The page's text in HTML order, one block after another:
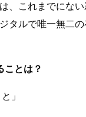
、これまでにな
タルで唯一無二
ことは？
」